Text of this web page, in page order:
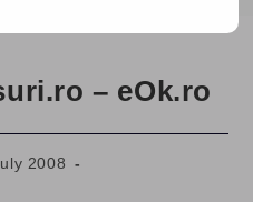
– eOk.ro
2008